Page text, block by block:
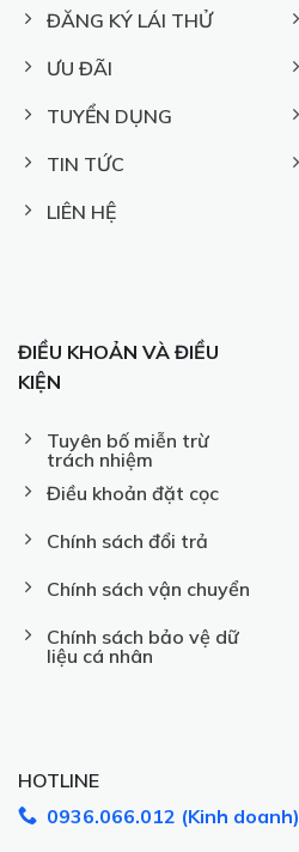
ĐĂNG KÝ LÁI THỬ
ƯU ĐÃI
TUYỂN DỤNG
TIN TỨC
LIÊN HỆ
ĐIỀU KHOẢN VÀ ĐIỀU
KIỆN
Tuyên bố miễn trừ
trách nhiệm
Điều khoản đặt cọc
Chính sách đổi trả
Chính sách vận chuyển
Chính sách bảo vệ dữ
liệu cá nhân
HOTLINE
0936.066.012 (Kinh doanh)